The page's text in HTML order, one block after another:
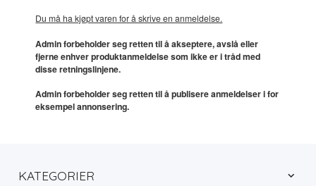
Du må ha kjøpt varen for å skrive en anmeldelse.
Admin forbeholder seg retten til å akseptere, avslå eller
fjerne enhver produktanmeldelse som ikke er i tråd med
disse retningslinjene.
Admin forbeholder seg retten til å publisere anmeldelser i for
eksempel annonsering.
KATEGORIER